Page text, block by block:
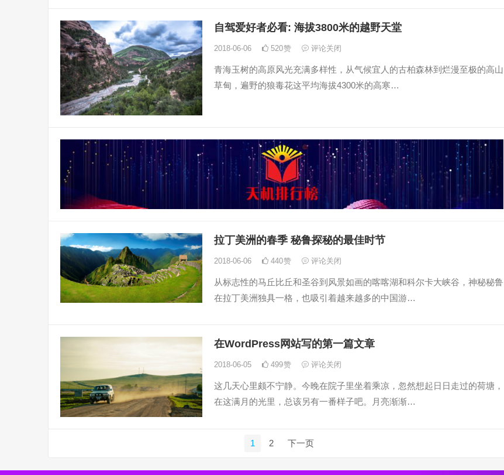
自驾爱好者必看: 海拔3800米的越野天堂
2018-06-06 520赞 评论关闭
青海玉树的高原风光充满多样性，从气候宜人的古柏森林到烂漫至极的高山
草甸，遍野的狼毒花这平均海拔4300米的高寒…
拉丁美洲的春季 秘鲁探秘的最佳时节
2018-06-06 440赞 评论关闭
从标志性的马丘比丘和圣谷到风景如画的喀喀湖和科尔卡大峡谷，神秘秘鲁
在拉丁美洲独具一格，也吸引着越来越多的中国游…
在WordPress网站写的第一篇文章
2018-06-05 499赞 评论关闭
这几天心里颇不宁静。今晚在院子里坐着乘凉，忽然想起日日走过的荷塘，
在这满月的光里，总该另有一番样子吧。月亮渐渐…
1 2 下一页